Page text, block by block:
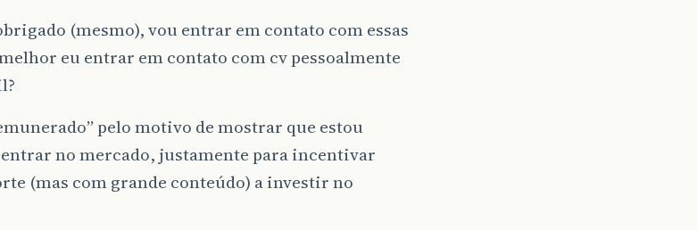
(mesmo), vou entrar em contato com essas
eu entrar em contato com cv pessoalmente
pelo motivo de mostrar que estou
no mercado, justamente para incentivar
(mas com grande conteúdo) a investir no